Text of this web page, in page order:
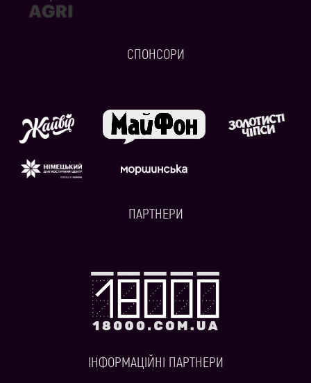
СПОНСОРИ
ПАРТНЕРИ
ІНФОРМАЦІЙНІ ПАРТНЕРИ